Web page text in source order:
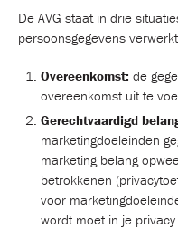
De AVG staat in drie
persoonsgegevens
Overeenkomst: de
overeenkomst uit te
Gerechtvaardigd
marketingdoeleinden
marketing belang
betrokkenen
voor
wordt moet in je